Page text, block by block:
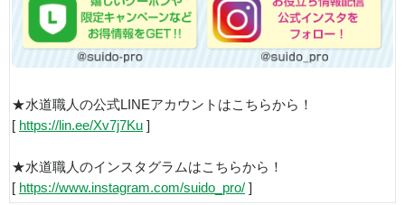
★水道職人の公式LINEアカウントはこちらから！
[ https://lin.ee/Xv7j7Ku ]
★水道職人のインスタグラムはこちらから！
[ https://www.instagram.com/suido_pro/ ]